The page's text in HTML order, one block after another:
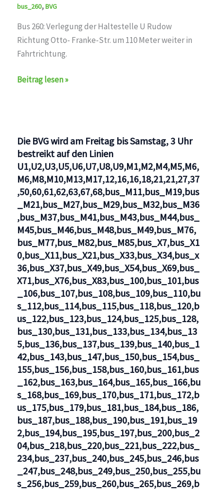
bus_260,BVG
Bus 260: Verlegung der Haltestelle U Rudow
Richtung Otto- Franke-Str. um 110 Meter weiter in
Fahrtrichtung.
Haltestelle
bus_260,BVG
Beitrag lesen »
Die BVG wird am Freitag bis Samstag, 3 Uhr
bestreikt auf den Linien
U1,U2,U3,U5,U6,U7,U8,U9,M1,M2,M4,M5,M6,
M6,M8,M10,M13,M17,12,16,16,18,21,21,27,37
,50,60,61,62,63,67,68,bus_M11,bus_M19,bus
_M21,bus_M27,bus_M29,bus_M32,bus_M36
,bus_M37,bus_M41,bus_M43,bus_M44,bus_
M45,bus_M46,bus_M48,bus_M49,bus_M76,
bus_M77,bus_M82,bus_M85,bus_X7,bus_X1
0,bus_X11,bus_X21,bus_X33,bus_X34,bus_x
36,bus_X37,bus_X49,bus_X54,bus_X69,bus_
X71,bus_X76,bus_X83,bus_100,bus_101,bus
_106,bus_107,bus_108,bus_109,bus_110,bu
s_112,bus_114,bus_115,bus_118,bus_120,b
us_122,bus_123,bus_124,bus_125,bus_128,
bus_130,bus_131,bus_133,bus_134,bus_13
5,bus_136,bus_137,bus_139,bus_140,bus_1
42,bus_143,bus_147,bus_150,bus_154,bus_
155,bus_156,bus_158,bus_160,bus_161,bus
_162,bus_163,bus_164,bus_165,bus_166,bu
s_168,bus_169,bus_170,bus_171,bus_172,b
us_175,bus_179,bus_181,bus_184,bus_186,
bus_187,bus_188,bus_190,bus_191,bus_19
2,bus_194,bus_195,bus_197,bus_200,bus_2
04,bus_218,bus_220,bus_221,bus_222,bus_
234,bus_237,bus_240,bus_245,bus_246,bus
_247,bus_248,bus_249,bus_250,bus_255,bu
s_256,bus_259,bus_260,bus_265,bus_269,b